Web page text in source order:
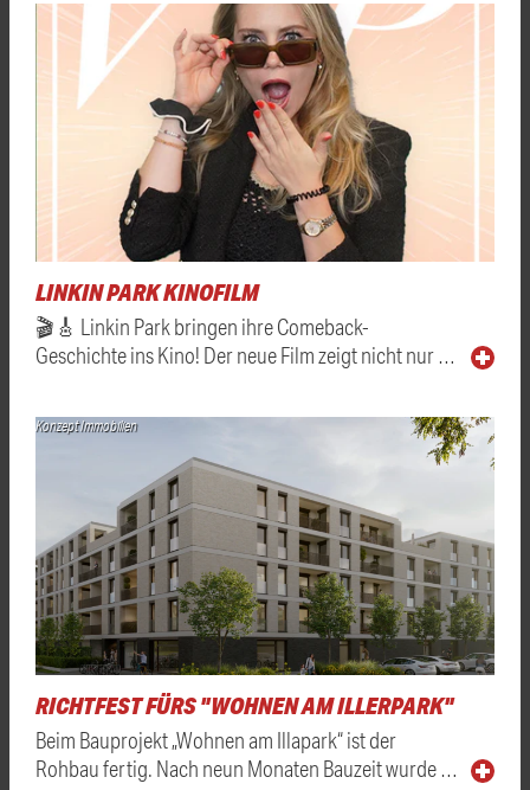
LINKIN PARK KINOFILM
🎬🎸 Linkin Park bringen ihre Comeback-
Geschichte ins Kino! Der neue Film zeigt nicht nur …
Konzept Immobilien
RICHTFEST FÜRS "WOHNEN AM ILLERPARK"
Beim Bauprojekt „Wohnen am Illapark“ ist der
Rohbau fertig. Nach neun Monaten Bauzeit wurde …